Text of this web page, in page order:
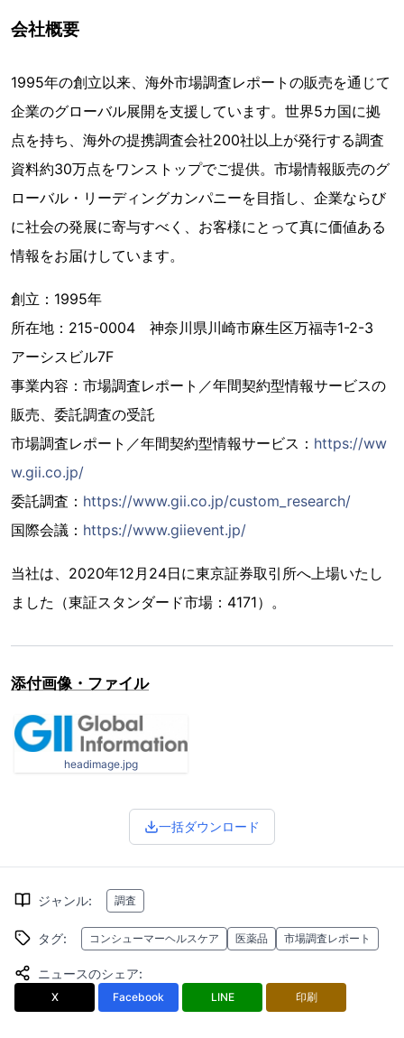
会社概要
1995年の創立以来、海外市場調査レポートの販売を通じて
企業のグローバル展開を支援しています。世界5カ国に拠
点を持ち、海外の提携調査会社200社以上が発行する調査
資料約30万点をワンストップでご提供。市場情報販売のグ
ローバル・リーディングカンパニーを目指し、企業ならび
に社会の発展に寄与すべく、お客様にとって真に価値ある
情報をお届けしています。
創立：1995年
所在地：215-0004 神奈川県川崎市麻生区万福寺1-2-3
アーシスビル7F
事業内容：市場調査レポート／年間契約型情報サービスの
販売、委託調査の受託
市場調査レポート／年間契約型情報サービス： https://ww
w.gii.co.jp/
委託調査： https://www.gii.co.jp/custom_research/
国際会議： https://www.giievent.jp/
当社は、2020年12月24日に東京証券取引所へ上場いたし
ました（東証スタンダード市場：4171）。
添付画像・ファイル
headimage.jpg
一括ダウンロード
ジャンル: 調査
タグ: コンシューマーヘルスケア 医薬品 市場調査レポート
ニュースのシェア:
X Facebook LINE 印刷